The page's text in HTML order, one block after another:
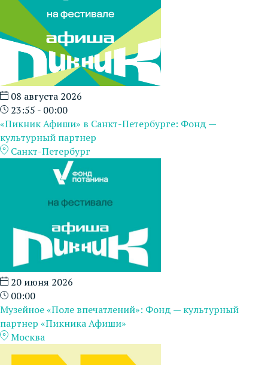
08 августа 2026
23:55 - 00:00
«Пикник Афиши» в Санкт-Петербурге: Фонд —
культурный партнер
Санкт-Петербург
20 июня 2026
00:00
Музейное «Поле впечатлений»: Фонд — культурный
партнер «Пикника Афиши»
Москва